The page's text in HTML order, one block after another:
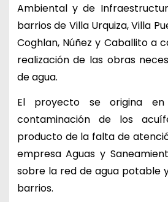
Ambiental y de
barrios de Villa Urquiza, Villa
Coghlan, Núñez y Caballito a
realización de las obras
de agua.
El proyecto se origina
contaminación de los
producto de la falta de
empresa Aguas y
sobre la red de agua potable
barrios.